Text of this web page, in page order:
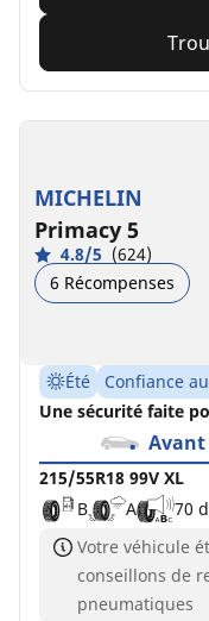
MICHELIN
Primacy 5
4.8/5 (624)
6 Récompenses
Été
Confiance
Une sécurité faite
Avant
215/55R18 99V XL
B
A
70
Votre véhicule
conseillons de
pneumatiques